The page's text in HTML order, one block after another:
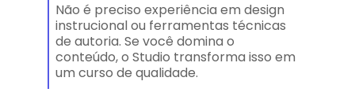
Não é preciso experiência em design
instrucional ou ferramentas técnicas
de autoria. Se você domina o
conteúdo, o Studio transforma isso em
um curso de qualidade.